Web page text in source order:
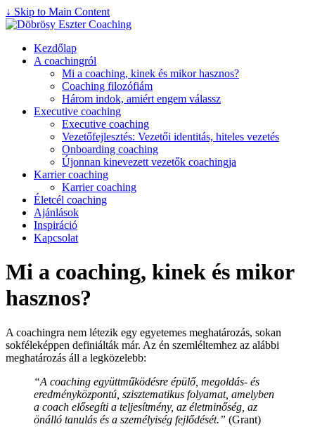
↓ Skip to Main Content
Kezdőlap
A coachingról
Mi a coaching, kinek és mikor hasznos?
Coaching filozófiám
Három indok, amiért engem válassz
Executive coaching
Executive coaching
Vezetőfejlesztés: Vezetői identitás, hiteles vezetés
Onboarding coaching
Újonnan kinevezett vezetők coachingja
Karrier coaching
Karrier coaching
Életcél coaching
Ajánlások
Inspiráció
Kapcsolat
Mi a coaching, kinek és mikor
hasznos?
A coachingra nem létezik egy egyetemes meghatározás, sokan
sokféleképpen definiálták már. Az én szemléltemhez az alábbi
meghatározás áll a legközelebb:
“A coaching együttműködésre épülő, megoldás- és
eredményközpontú, szisztematikus folyamat, amelyben
a coach elősegíti a teljesítmény, az életminőség, az
önálló tanulás és a személyiség fejlődését.” (Grant)